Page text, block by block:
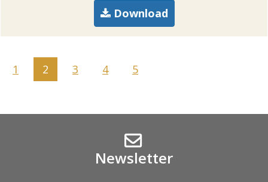
Download
1 2 3 4 5
Newsletter